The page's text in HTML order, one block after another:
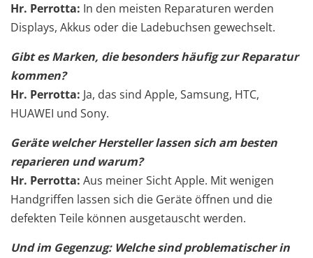
Hr. Perrotta: In den meisten Reparaturen werden
Displays, Akkus oder die Ladebuchsen gewechselt.
Gibt es Marken, die besonders häufig zur Reparatur
kommen?
Hr. Perrotta: Ja, das sind Apple, Samsung, HTC,
HUAWEI und Sony.
Geräte welcher Hersteller lassen sich am besten
reparieren und warum?
Hr. Perrotta: Aus meiner Sicht Apple. Mit wenigen
Handgriffen lassen sich die Geräte öffnen und die
defekten Teile können ausgetauscht werden.
Und im Gegenzug: Welche sind problematischer in